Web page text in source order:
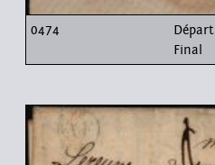
0474 Départ
Final